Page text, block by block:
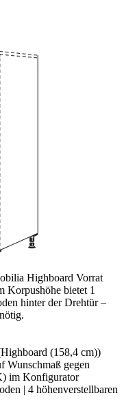
Highboard Vorrat
Korpushöhe bietet 1
hinter der Drehtür –
(158,4 cm))
Wunschmaß gegen
im Konfigurator
| 4 höhenverstellbaren